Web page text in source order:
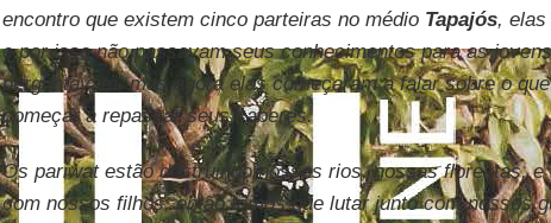
encontro que existem cinco parteiras no médio Tapajós, elas
e por isso não passavam seus conhecimentos para as
perguntavam, mas agora elas começaram a falar sobre o
começar a repassar seus saberes.
Os pariwat estão destruindo nossos rios, nossas florestas, e
com nossos filhos, então temos que lutar junto com nossos